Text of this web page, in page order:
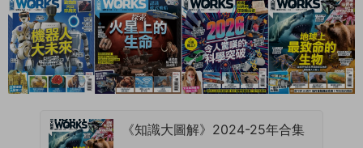
《知識大圖解》2024-25年合集